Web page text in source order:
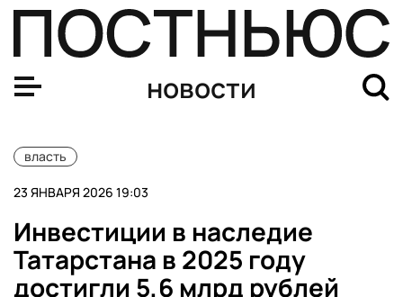
новости
власть
23 ЯНВАРЯ 2026 19:03
Инвестиции в наследие
Татарстана в 2025 году
достигли 5,6 млрд рублей
Путин заявил о колоссальном прогрессе российской